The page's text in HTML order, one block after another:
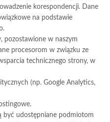
korespondencji. Dane
na podstawie
pozostawione w naszym
procesorom w związku ze
technicznego strony, w
(np. Google Analytics,
być udostępniane podmiotom